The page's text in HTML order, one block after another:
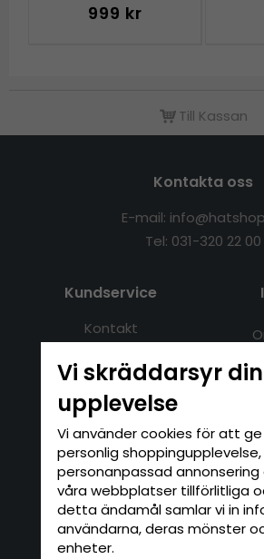
999 kr
Till Kassan
Kontakta oss
E-mail:
Tel: 031-320 22 00
Kundservice
Kontakt
Köpvillkor
Logga in
Nyhetsbrev
Skriv in din e-postadress
anmäla dig till vårt
Vi skräddarsyr din
upplevelse
Vi använder cookies för att
personlig shoppingupplevelse,
personanpassad annonsering
våra webbplatser tillförlitliga
detta ändamål samlar vi in
användarna, deras mönster
enheter.